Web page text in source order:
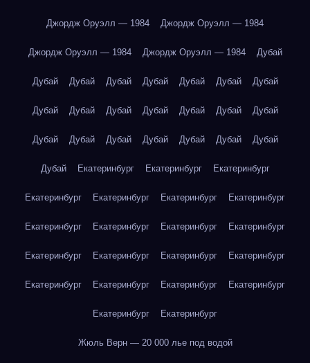
Джордж Оруэлл — 1984 Джордж Оруэлл — 1984
Джордж Оруэлл — 1984 Джордж Оруэлл — 1984 Дубай
Дубай Дубай Дубай Дубай Дубай Дубай Дубай
Дубай Дубай Дубай Дубай Дубай Дубай Дубай
Дубай Дубай Дубай Дубай Дубай Дубай Дубай
Дубай Екатеринбург Екатеринбург Екатеринбург
Екатеринбург Екатеринбург Екатеринбург Екатеринбург
Екатеринбург Екатеринбург Екатеринбург Екатеринбург
Екатеринбург Екатеринбург Екатеринбург Екатеринбург
Екатеринбург Екатеринбург Екатеринбург Екатеринбург
Екатеринбург Екатеринбург
Жюль Верн — 20 000 лье под водой